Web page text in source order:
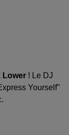
Lower ! Le DJ
Yourself"